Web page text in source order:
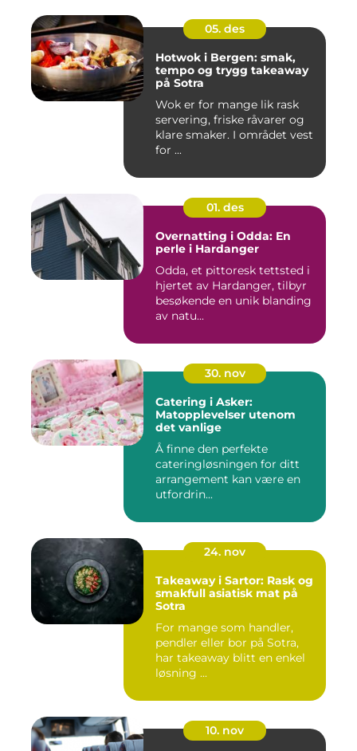
05. des
Hotwok i Bergen: smak,
tempo og trygg takeaway
på Sotra
Wok er for mange lik rask
servering, friske råvarer og
klare smaker. I området vest
for ...
01. des
Overnatting i Odda: En
perle i Hardanger
Odda, et pittoresk tettsted i
hjertet av Hardanger, tilbyr
besøkende en unik blanding
av natu...
30. nov
Catering i Asker:
Matopplevelser utenom
det vanlige
Å finne den perfekte
cateringløsningen for ditt
arrangement kan være en
utfordrin...
24. nov
Takeaway i Sartor: Rask og
smakfull asiatisk mat på
Sotra
For mange som handler,
pendler eller bor på Sotra,
har takeaway blitt en enkel
løsning ...
10. nov